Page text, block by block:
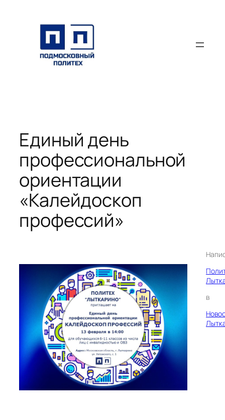
содержимому
Единый день
профессиональной
ориентации
«Калейдоскоп
профессий»
в